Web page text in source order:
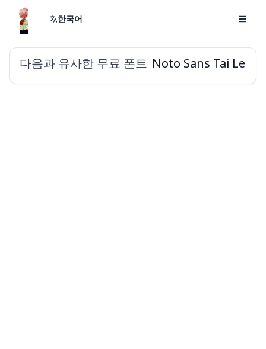
한국어
다음과 유사한 무료 폰트 Noto Sans Tai Le